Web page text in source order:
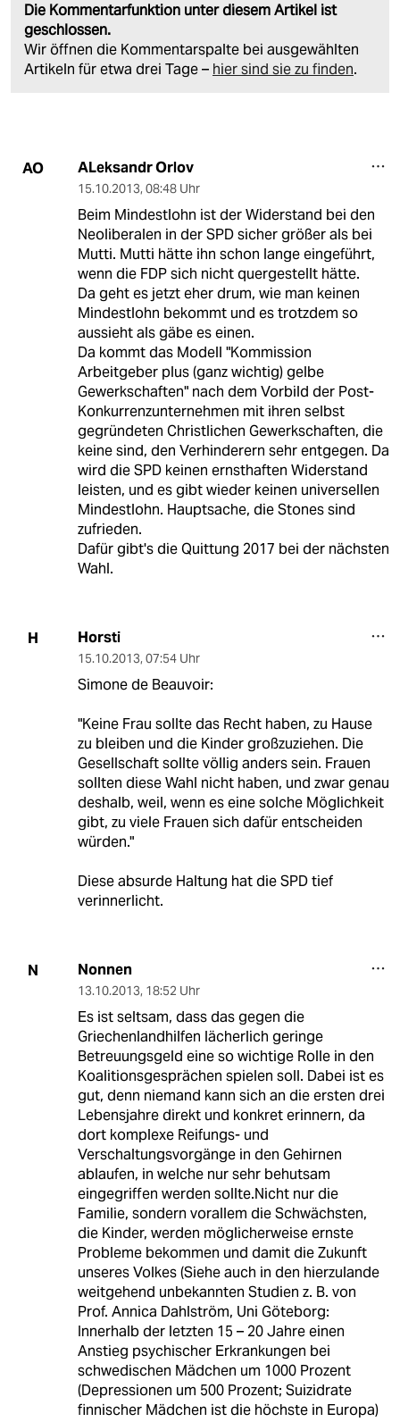
Die Kommentarfunktion unter diesem Artikel ist
geschlossen.
Wir öffnen die Kommentarspalte bei ausgewählten
Artikeln für etwa drei Tage – hier sind sie zu finden.
AO ALeksandr Orlov
15.10.2013, 08:48 Uhr
Beim Mindestlohn ist der Widerstand bei den
Neoliberalen in der SPD sicher größer als bei
Mutti. Mutti hätte ihn schon lange eingeführt,
wenn die FDP sich nicht quergestellt hätte.
Da geht es jetzt eher drum, wie man keinen
Mindestlohn bekommt und es trotzdem so
aussieht als gäbe es einen.
Da kommt das Modell "Kommission
Arbeitgeber plus (ganz wichtig) gelbe
Gewerkschaften" nach dem Vorbild der Post-
Konkurrenzunternehmen mit ihren selbst
gegründeten Christlichen Gewerkschaften, die
keine sind, den Verhinderern sehr entgegen. Da
wird die SPD keinen ernsthaften Widerstand
leisten, und es gibt wieder keinen universellen
Mindestlohn. Hauptsache, die Stones sind
zufrieden.
Dafür gibt's die Quittung 2017 bei der nächsten
Wahl.
H Horsti
15.10.2013, 07:54 Uhr
Simone de Beauvoir:
"Keine Frau sollte das Recht haben, zu Hause
zu bleiben und die Kinder großzuziehen. Die
Gesellschaft sollte völlig anders sein. Frauen
sollten diese Wahl nicht haben, und zwar genau
deshalb, weil, wenn es eine solche Möglichkeit
gibt, zu viele Frauen sich dafür entscheiden
würden."
Diese absurde Haltung hat die SPD tief
verinnerlicht.
N Nonnen
13.10.2013, 18:52 Uhr
Es ist seltsam, dass das gegen die
Griechenlandhilfen lächerlich geringe
Betreuungsgeld eine so wichtige Rolle in den
Koalitionsgesprächen spielen soll. Dabei ist es
gut, denn niemand kann sich an die ersten drei
Lebensjahre direkt und konkret erinnern, da
dort komplexe Reifungs- und
Verschaltungsvorgänge in den Gehirnen
ablaufen, in welche nur sehr behutsam
eingegriffen werden sollte.Nicht nur die
Familie, sondern vorallem die Schwächsten,
die Kinder, werden möglicherweise ernste
Probleme bekommen und damit die Zukunft
unseres Volkes (Siehe auch in den hierzulande
weitgehend unbekannten Studien z. B. von
Prof. Annica Dahlström, Uni Göteborg:
Innerhalb der letzten 15 – 20 Jahre einen
Anstieg psychischer Erkrankungen bei
schwedischen Mädchen um 1000 Prozent
(Depressionen um 500 Prozent; Suizidrate
finnischer Mädchen ist die höchste in Europa)